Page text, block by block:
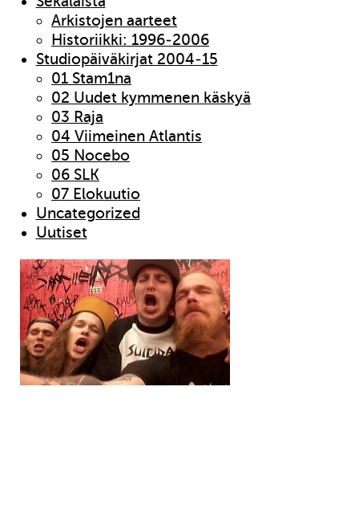
Arkistojen aarteet
Historiikki: 1996-2006
Studiopäiväkirjat 2004-15
01 Stam1na
02 Uudet kymmenen käskyä
03 Raja
04 Viimeinen Atlantis
05 Nocebo
06 SLK
07 Elokuutio
Uncategorized
Uutiset